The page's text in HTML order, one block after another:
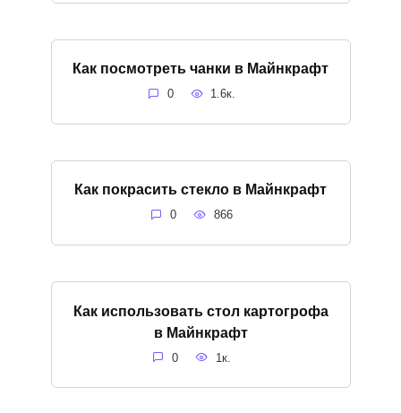
Как посмотреть чанки в Майнкрафт
0 1.6к.
Как покрасить стекло в Майнкрафт
0 866
Как использовать стол картогрофа
в Майнкрафт
0 1к.